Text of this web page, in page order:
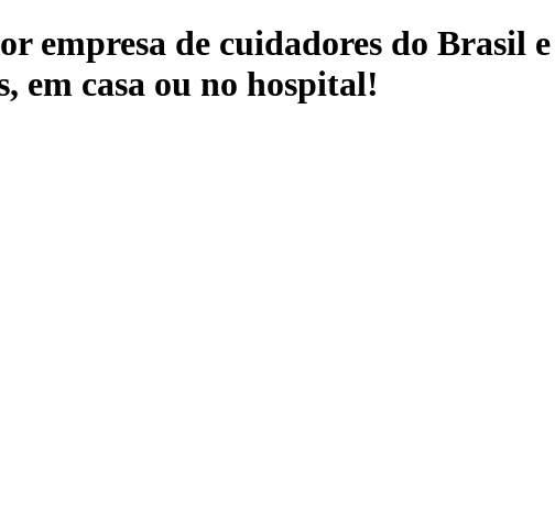
empresa de cuidadores do Brasil
em casa ou no hospital!